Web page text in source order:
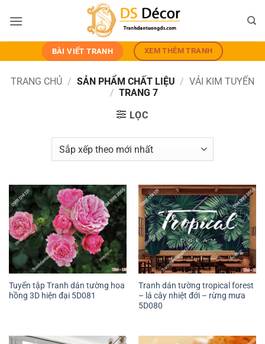
qua
BÀI VIẾT TRANH XEM THÊM TRANH
TRANG CHỦ / SẢN PHẨM CHẤT LIỆU / VẢI KIM TUYẾN
/ TRANG 7
LỌC
Tuyển tập Tranh dán tường hoa
hồng 3D hiện đại 5D081
Tranh dán tường tropical forest
– lá cây nhiệt đới – rừng mưa
5D080